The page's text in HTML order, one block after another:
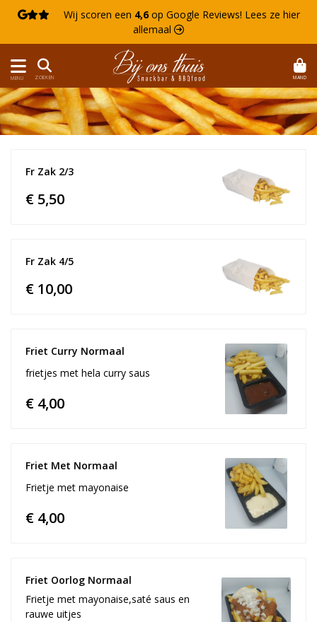
 Wij scoren een 4,6op Google Reviews! Lees ze hier
allemaal 
MENU ZOEKEN MAND
Fr Zak 2/3
€ 5,50
Fr Zak 4/5
€ 10,00
Friet Curry Normaal
frietjes met hela curry saus
€ 4,00
Frietje met mayonaise
€ 4,00
Friet Oorlog Normaal
Frietje met mayonaise,saté saus en
rauwe uitjes